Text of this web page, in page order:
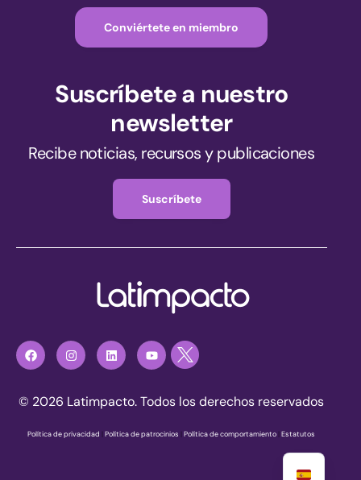
Conviértete en miembro
Suscríbete a nuestro
newsletter
Recibe noticias, recursos y publicaciones
Suscríbete
© 2026 Latimpacto. Todos los derechos reservados
Política de privacidad |Política de patrocinios |Política de comportamiento |Estatutos